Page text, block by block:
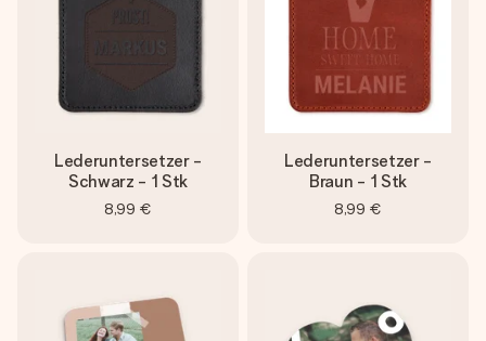
Lederuntersetzer -
Schwarz - 1 Stk
8,99 €
Lederuntersetzer -
Braun - 1 Stk
8,99 €